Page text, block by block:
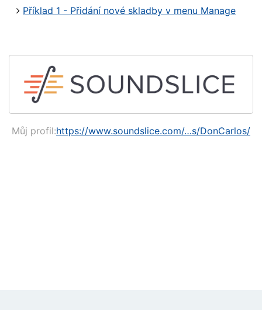
Příklad 1 - Přidání nové skladby v menu Manage
Můj profil:https://www.soundslice.com/…s/DonCarlos/